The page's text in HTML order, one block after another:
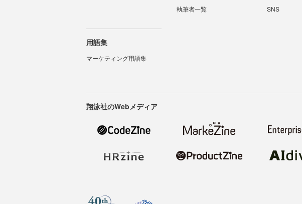
執筆者一覧
SNS
用語集
マーケティング用語集
翔泳社のWebメディア